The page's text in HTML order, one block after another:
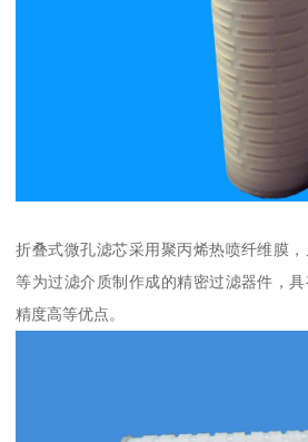
折叠式微孔滤芯采用聚丙烯热喷纤维膜
等为过滤介质制作成的精密过滤器件，
精度高等优点。